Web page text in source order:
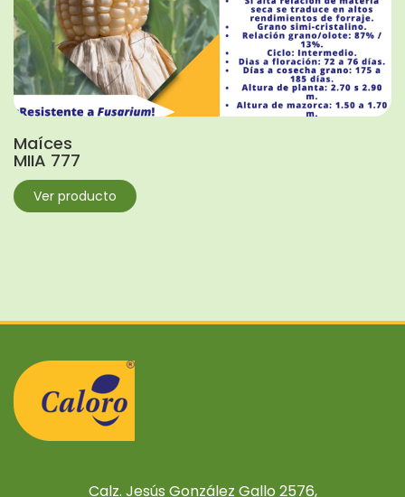
Maíces
MIIA 777
Ver producto
Calz. Jesús González Gallo 2576,